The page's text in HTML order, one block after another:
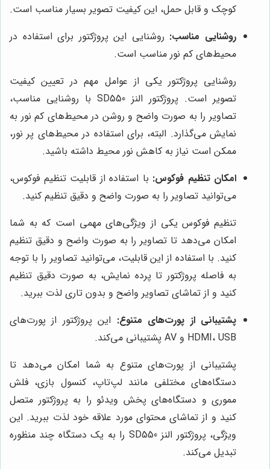
کوچک و قابل حمل، این کیفیت تصویر بسیار مناسب است.
روشنایی مناسب: روشنایی این پروژکتور برای استفاده در
محیط‌های کم نور مناسب است.
روشنایی پروژکتور یکی از عوامل مهم در تعیین کیفیت
تصویر است. پروژکتور النز SD550 با روشنایی مناسب،
تصاویر را به صورت واضح و روشن در محیط‌های کم نور به
نمایش می‌گذارد. البته، برای استفاده در محیط‌های پر نور،
ممکن است نیاز به کاهش نور محیط داشته باشید.
امکان تنظیم فوکوس: با استفاده از قابلیت تنظیم فوکوس،
می‌توانید تصاویر را به صورت واضح و دقیق تنظیم کنید.
تنظیم فوکوس یکی از ویژگی‌های مهمی است که به شما
امکان می‌دهد تا تصاویر را به صورت واضح و دقیق تنظیم
کنید. با استفاده از این قابلیت، می‌توانید تصاویر را با توجه
به فاصله پروژکتور تا پرده نمایش، به صورت دقیق تنظیم
کنید و از تماشای تصاویر واضح و بدون تاری لذت ببرید.
پشتیبانی از پورت‌های متنوع: این پروژکتور از پورت‌های
HDMI، USB و AV پشتیبانی می‌کند.
پشتیبانی از پورت‌های متنوع به شما امکان می‌دهد تا
دستگاه‌های مختلفی مانند لپ‌تاپ، کنسول بازی، فلش
مموری و دستگاه‌های پخش ویدئو را به پروژکتور متصل
کنید و از تماشای محتوای مورد علاقه خود لذت ببرید. این
ویژگی، پروژکتور النز SD550 را به یک دستگاه چند منظوره
تبدیل می‌کند.